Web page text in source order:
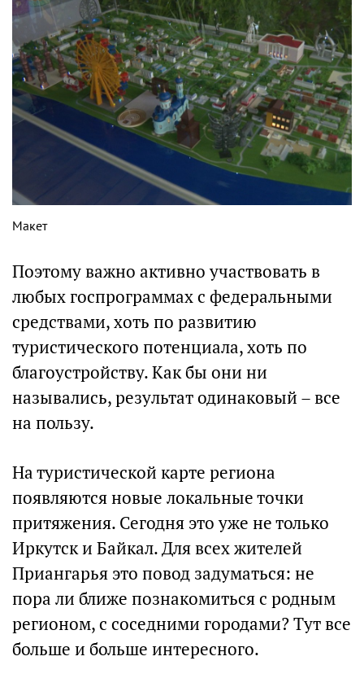
Макет
Поэтому важно активно участвовать в
любых госпрограммах с федеральными
средствами, хоть по развитию
туристического потенциала, хоть по
благоустройству. Как бы они ни
назывались, результат одинаковый – все
на пользу.
На туристической карте региона
появляются новые локальные точки
притяжения. Сегодня это уже не только
Иркутск и Байкал. Для всех жителей
Приангарья это повод задуматься: не
пора ли ближе познакомиться с родным
регионом, с соседними городами? Тут все
больше и больше интересного.